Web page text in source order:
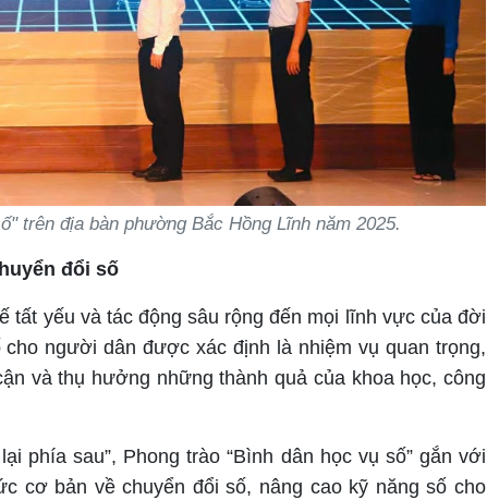
trên địa bàn phường Bắc Hồng Lĩnh năm 2025.
đổi số
tất yếu và tác động sâu rộng đến mọi lĩnh vực của đời
người dân được xác định là nhiệm vụ quan trọng,
và thụ hưởng những thành quả của khoa học, công
phía sau”, Phong trào “Bình dân học vụ số” gắn với
cơ bản về chuyển đổi số, nâng cao kỹ năng số cho